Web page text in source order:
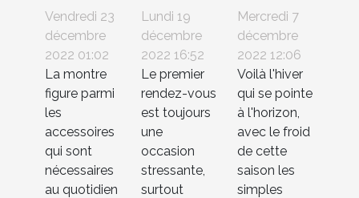
critères à
prendre
en
compte
pour
choisir
une
montre ?
Vendredi 23
décembre
2022 01:02
La montre
figure parmi
les
accessoires
qui sont
nécessaires
au quotidien
pour un
premier
rendez-
vous
galant ?
Lundi 19
décembre
2022 16:52
Le premier
rendez-vous
est toujours
une
occasion
stressante,
surtout
pour
choisir la
paire de
bottes
idéale
pour
l'hiver
Mercredi 7
décembre
2022 12:06
Voilà l'hiver
qui se pointe
à l'horizon,
avec le froid
de cette
saison les
simples